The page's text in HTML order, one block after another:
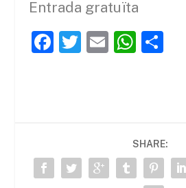
Entrada gratuïta
F
b
o
o
T
E
W
A
p
p
ar
te
ix
SHARE: